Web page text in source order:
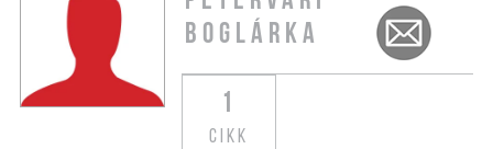
BOGLÁRKA
1
CIKK